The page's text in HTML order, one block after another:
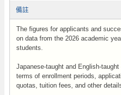
備註
The figures for applicants and
on data from the 2026 academic
students.
Japanese-taught and English-
terms of enrollment periods,
quotas, tuition fees, and other